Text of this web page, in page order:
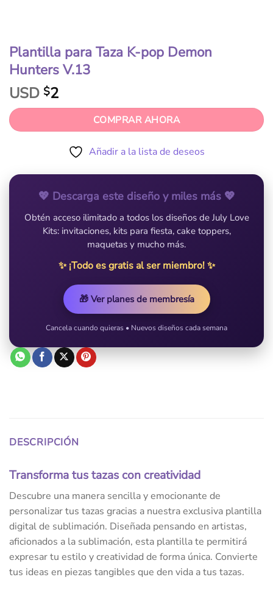
Plantilla para Taza K-pop Demon
Hunters V.13
USD $2
COMPRAR AHORA
Añadir a la lista de deseos
💖 Descarga este diseño y miles más 💖
Obtén acceso ilimitado a todos los diseños de July Love
Kits: invitaciones, kits para fiesta, cake toppers,
maquetas y mucho más.
✨ ¡Todo es gratis al ser miembro! ✨
🎁 Ver planes de membresía
Cancela cuando quieras • Nuevos diseños cada semana
DESCRIPCIÓN
Transforma tus tazas con creatividad
Descubre una manera sencilla y emocionante de
personalizar tus tazas gracias a nuestra exclusiva plantilla
digital de sublimación. Diseñada pensando en artistas,
aficionados a la sublimación, esta plantilla te permitirá
expresar tu estilo y creatividad de forma única. Convierte
tus ideas en piezas tangibles que den vida a tus tazas.